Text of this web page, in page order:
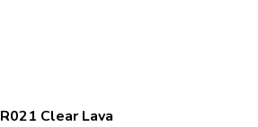
R021 Clear Lava